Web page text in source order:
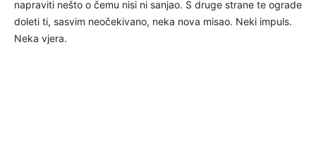
napraviti nešto o čemu nisi ni sanjao. S druge strane te ograde
doleti ti, sasvim neočekivano, neka nova misao. Neki impuls.
Neka vjera.